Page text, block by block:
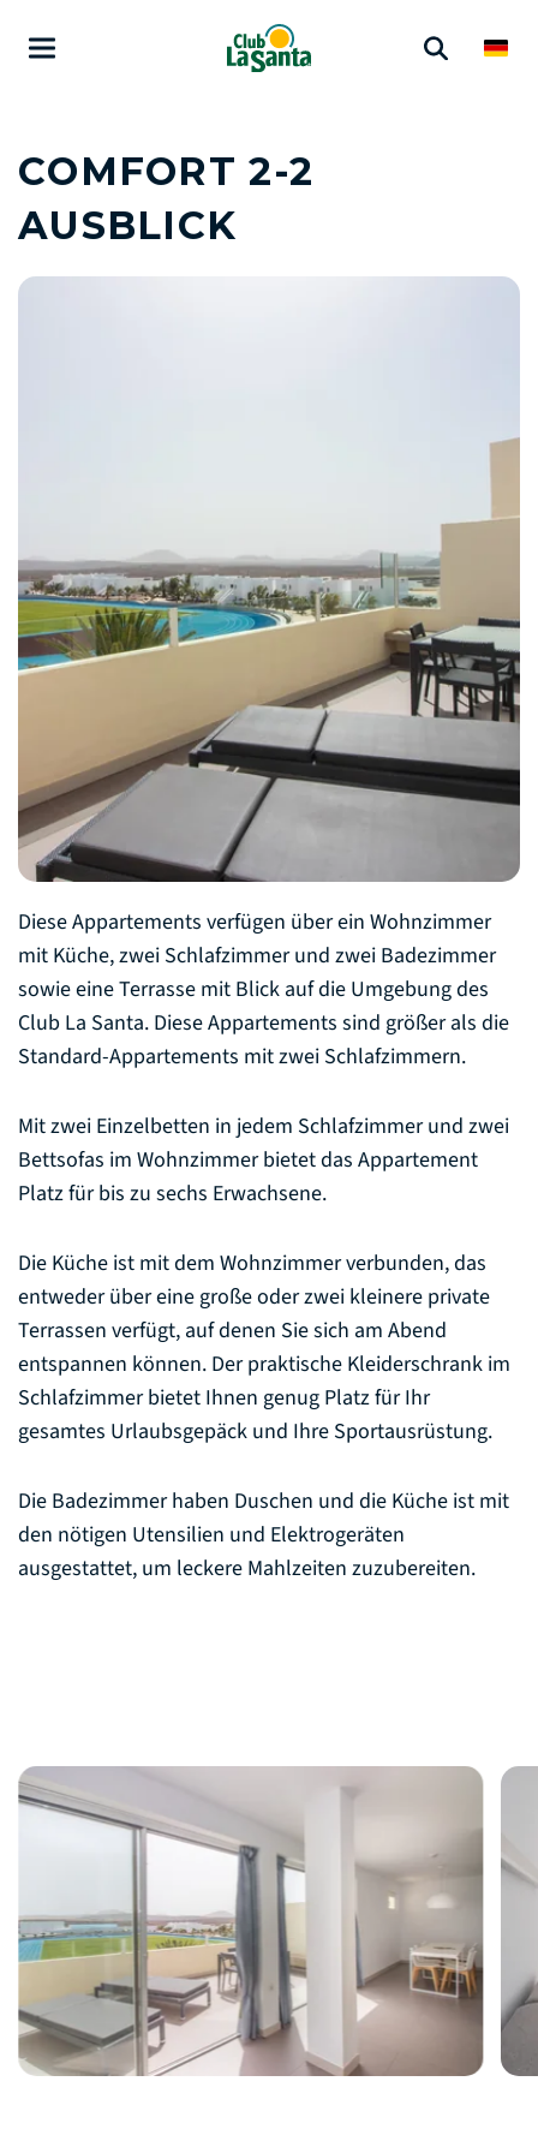
COMFORT 2-2
AUSBLICK
Diese Appartements verfügen über ein Wohnzimmer
mit Küche, zwei Schlafzimmer und zwei Badezimmer
sowie eine Terrasse mit Blick auf die Umgebung des
Club La Santa. Diese Appartements sind größer als die
Standard-Appartements mit zwei Schlafzimmern.
Mit zwei Einzelbetten in jedem Schlafzimmer und zwei
Bettsofas im Wohnzimmer bietet das Appartement
Platz für bis zu sechs Erwachsene.
Die Küche ist mit dem Wohnzimmer verbunden, das
entweder über eine große oder zwei kleinere private
Terrassen verfügt, auf denen Sie sich am Abend
entspannen können. Der praktische Kleiderschrank im
Schlafzimmer bietet Ihnen genug Platz für Ihr
gesamtes Urlaubsgepäck und Ihre Sportausrüstung.
Die Badezimmer haben Duschen und die Küche ist mit
den nötigen Utensilien und Elektrogeräten
ausgestattet, um leckere Mahlzeiten zuzubereiten.